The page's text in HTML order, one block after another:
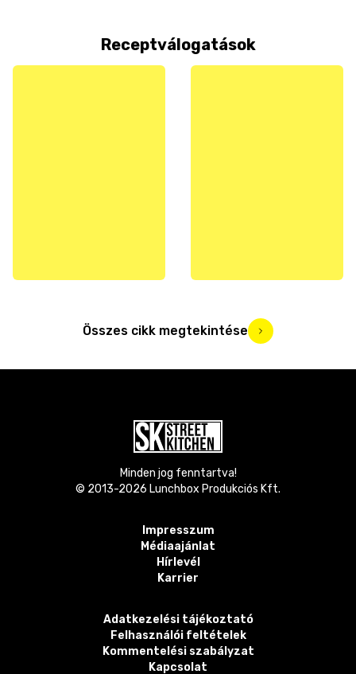
Receptválogatások
Összes cikk megtekintése
Minden jog fenntartva!
© 2013-2026 Lunchbox Produkciós Kft.
Impresszum
Médiaajánlat
Hírlevél
Karrier
Adatkezelési tájékoztató
Felhasználói feltételek
Kommentelési szabályzat
Kapcsolat